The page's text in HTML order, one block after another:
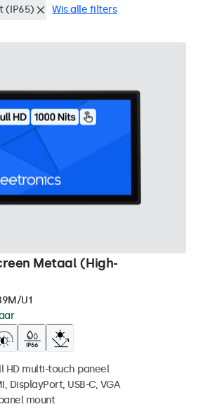
(IP65) Wis alle filters
Metaal (High-
U1
HD multi-touch paneel
DisplayPort, USB-C, VGA
mount